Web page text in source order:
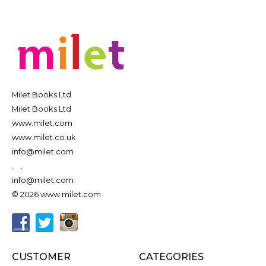
Milet Books Ltd
Milet Books Ltd
www.milet.com
www.milet.co.uk
info@milet.com
info@milet.com
© 2026 www.milet.com
CUSTOMER
CATEGORIES